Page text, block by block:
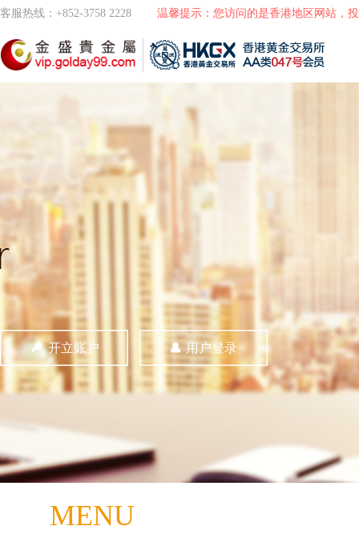
客服热线：+852-3758 2228 温馨提示：您访问的是香港地区网站，
开立账户 用户登录
MENU